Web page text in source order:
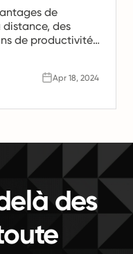
de
des
de productivité.
Apr 18, 2024
des